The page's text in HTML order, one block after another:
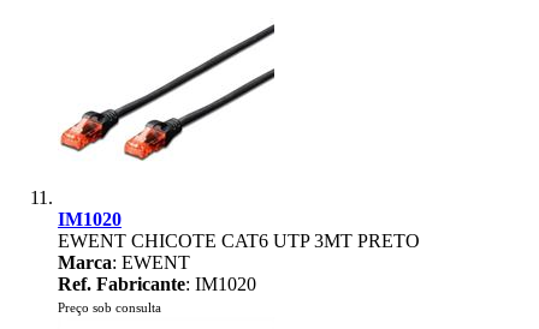
IM1020
EWENT CHICOTE CAT6 UTP 3MT PRETO
Marca: EWENT
Ref. Fabricante: IM1020
Preço sob consulta